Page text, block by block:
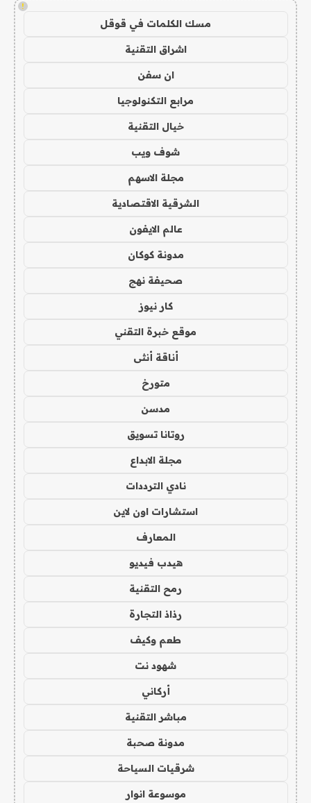
!
مسك الكلمات في قوقل
اشراق التقنية
ان سفن
مرابع التكنولوجيا
خيال التقنية
شوف ويب
مجلة الاسهم
الشرقية الاقتصادية
عالم الايفون
مدونة كوكان
صحيفة نهج
كار نيوز
موقع خبرة التقني
أناقة أنثى
متورخ
مدسن
روتانا تسويق
مجلة الابداع
نادي الترددات
استشارات اون لاين
المعارف
هيدب فيديو
رمح التقنية
رذاذ التجارة
طعم وكيف
شهود نت
أركاني
مباشر التقنية
مدونة صحبة
شرقيات السياحة
موسوعة انوار